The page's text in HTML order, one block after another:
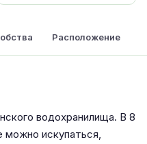
Расположение
водохранилища. В 8
можно искупаться,